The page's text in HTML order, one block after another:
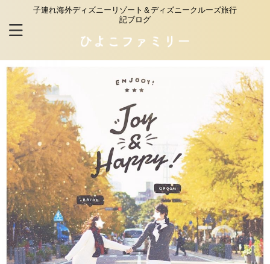
子連れ海外ディズニーリゾート＆ディズニークルーズ旅行
記ブログ